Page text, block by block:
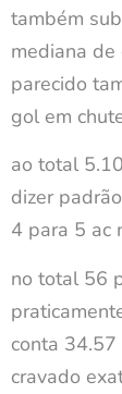
também
mediana
parecido
gol em
ao total
dizer
4 para 5 ac
no total 56
conta
cravado